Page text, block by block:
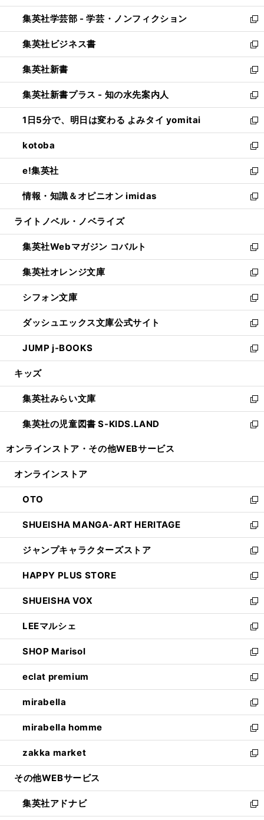
開
く
ウ
で
開
く
ン
ド
ウ
で
開
く
ウ
ィ
ン
ド
ウ
で
開
く
集英社学芸部 - 学芸・ノンフィクション
新
し
い
ウ
ィ
ン
ド
ウ
で
開
く
集英社ビジネス書
新
し
い
ウ
ィ
ン
ド
ウ
で
開
く
集英社新書
新
し
い
ウ
ィ
ン
ド
ウ
で
開
く
集英社新書プラス - 知の水先案内人
新
し
い
ウ
ィ
ン
ド
ウ
で
開
1日5分で、明日は変わる よみタイ yomitai
新
し
い
ウ
ィ
ン
ド
ウ
開
く
kotoba
新
し
い
ウ
ィ
ン
ウ
で
開
く
e!集英社
新
し
い
ウ
ン
ド
ウ
で
開
く
情報・知識＆オピニオン imidas
新
し
ウ
ィ
ン
ド
ウ
で
開
く
ライトノベル・ノベライズ
集英社Webマガジン コバルト
新
し
い
ウ
ィ
ン
ド
ウ
で
開
集英社オレンジ文庫
新
し
い
ウ
ィ
ン
ド
ウ
開
く
シフォン文庫
新
し
い
ウ
ィ
ン
ウ
で
開
く
ダッシュエックス文庫公式サイト
新
し
い
ウ
ン
ド
ウ
で
JUMP j-BOOKS
新
し
ウ
ィ
ン
ド
開
キッズ
集英社みらい文庫
新
し
い
ン
ウ
で
開
く
集英社の児童図書 S-KIDS.LAND
新
ウ
ン
ド
ウ
で
開
く
オンラインストア・ その他WEBサービス
オンラインストア
OTO
新
し
い
ウ
ィ
ン
ド
ウ
で
開
く
SHUEISHA MANGA-ART HERITAGE
新
し
い
ウ
ィ
ン
ド
ウ
で
開
く
ジャンプキャラクターズストア
新
し
い
ウ
ィ
ン
ド
ウ
で
開
く
HAPPY PLUS STORE
新
し
い
ウ
ィ
ン
ド
ウ
で
開
く
SHUEISHA VOX
新
し
い
ウ
ィ
ン
ド
ウ
で
開
く
LEEマルシェ
新
し
い
ウ
ィ
ン
ド
ウ
で
開
く
SHOP Marisol
新
し
い
ウ
ィ
ン
ド
ウ
で
開
eclat premium
新
し
い
ウ
ィ
ン
ド
ウ
開
く
mirabella
新
し
い
ウ
ィ
ン
ウ
で
開
mirabella homme
新
し
い
ウ
ン
ド
ウ
zakka market
新
し
ウ
ィ
ン
その他WEBサービス
集英社アドナビ
新